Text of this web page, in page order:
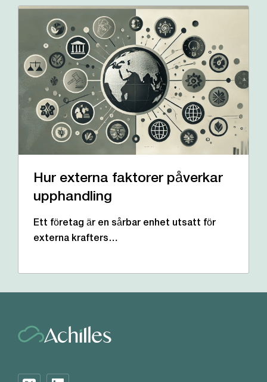
Hur externa faktorer påverkar
upphandling
Ett företag är en sårbar enhet utsatt för
externa krafters…